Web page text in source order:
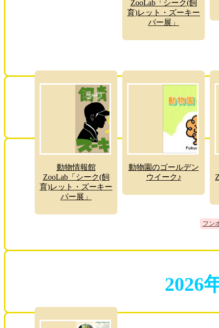
ZooLab「シーク(飼
育)レット・ズーキー
パー展」
動物情報館
ZooLab「シーク(飼
育)レット・ズーキー
パー展」
動物園のゴールデン
ウイーク♪
フン
2026